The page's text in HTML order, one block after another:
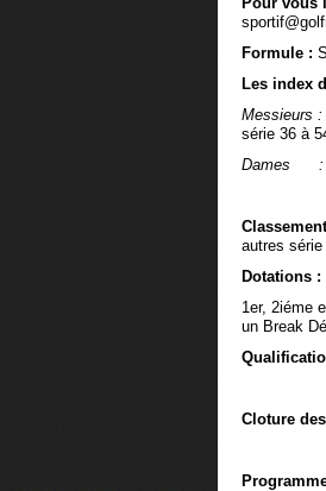
Formule :
Les index
Messieurs :
série 36 à
Dames :
autres
Dotations :
1er, 2iéme
un Break
Cloture